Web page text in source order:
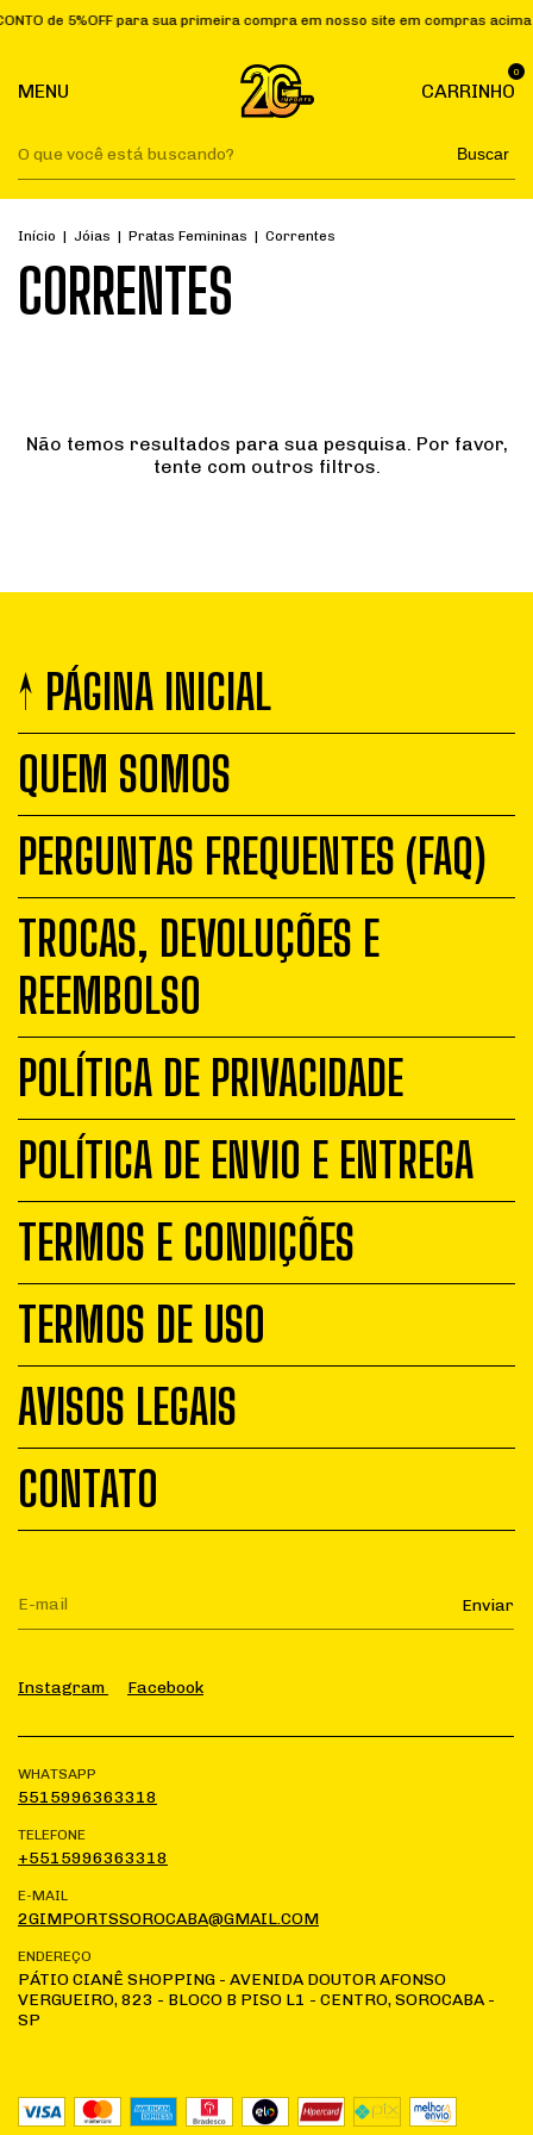
de 5%OFF para sua primeira compra em nosso site em compras
MENU CARRINHO
0
Buscar
Início | Jóias | Pratas Femininas | Correntes
CORRENTES
Não temos resultados para sua pesquisa. Por favor,
tente com outros filtros.
↑ PÁGINA INICIAL
QUEM SOMOS
PERGUNTAS FREQUENTES (FAQ)
TROCAS, DEVOLUÇÕES E
REEMBOLSO
POLÍTICA DE PRIVACIDADE
POLÍTICA DE ENVIO E ENTREGA
TERMOS E CONDIÇÕES
TERMOS DE USO
AVISOS LEGAIS
CONTATO
Instagram Facebook
WHATSAPP
5515996363318
TELEFONE
+5515996363318
E-MAIL
2GIMPORTSSOROCABA@GMAIL.COM
ENDEREÇO
PÁTIO CIANÊ SHOPPING - AVENIDA DOUTOR AFONSO
VERGUEIRO, 823 - BLOCO B PISO L1 - CENTRO, SOROCABA -
SP